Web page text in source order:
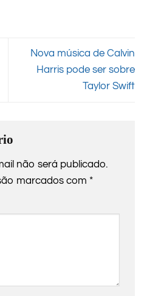
Nova música de Calvin
Harris pode ser sobre
Taylor Swift
não será publicado.
marcados com *